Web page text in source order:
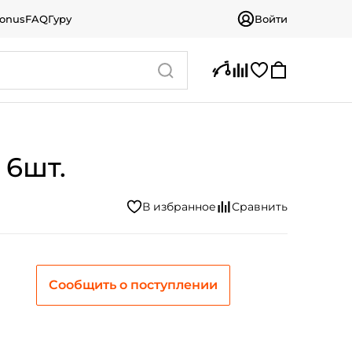
FAQГуру Войти
Сообщить о поступлении